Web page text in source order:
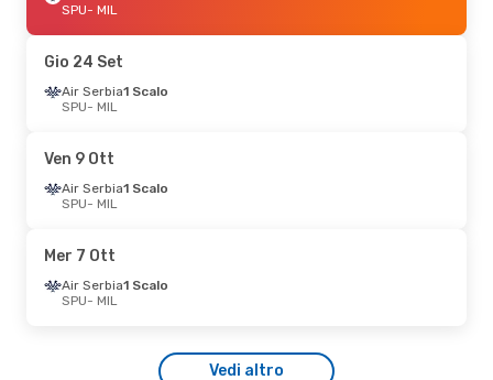
SPU- MIL
MIL- SPU
Gio 10 Set- Dom 13 Set
Austrian Airlines
MIL - SPU
Austrian Airlines
SPU - MIL
Austrian Airlines1 Scalo
MIL - SPU
- Dom 18 Ott
SPU- MIL
Gio 24 Set
Air Serbia1 Scalo
SPU- MIL
Ven 9 Ott
Air Serbia1 Scalo
SPU- MIL
Mer 7 Ott
Air Serbia1 Scalo
SPU- MIL
Vedi altro